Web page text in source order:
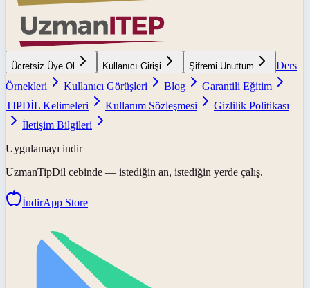
Ücretsiz Üye Ol Kullanıcı Girişi Şifremi Unuttum
Ders
Örnekleri
Kullanıcı Görüşleri Blog
Garantili Eğitim
TIPDİL Kelimeleri
Kullanım Sözleşmesi
Gizlilik Politikası
İletişim Bilgileri
Uygulamayı indir
UzmanTipDil cebinde — istediğin an, istediğin yerde çalış.
İndirApp Store